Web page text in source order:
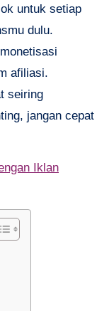
untuk setiap
dulu.
afiliasi.
seiring
jangan cepat
Iklan